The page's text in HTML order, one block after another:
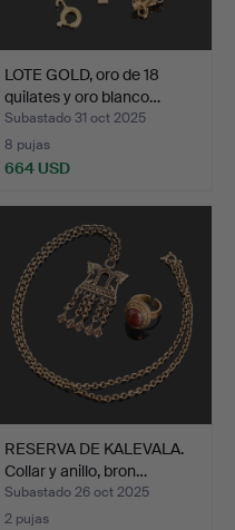
LOTE GOLD, oro de 18
quilates y oro blanco…
Subastado 31 oct 2025
8 pujas
664 USD
RESERVA DE KALEVALA.
Collar y anillo, bron…
Subastado 26 oct 2025
2 pujas